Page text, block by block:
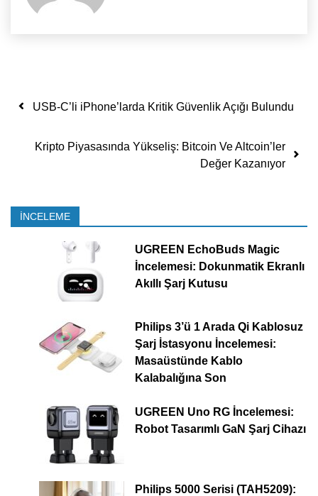
Yazı dolaşımı
USB-C’li iPhone’larda Kritik Güvenlik Açığı Bulundu
Kripto Piyasasında Yükseliş: Bitcoin Ve Altcoin’ler
Değer Kazanıyor
İNCELEME
UGREEN EchoBuds Magic
İncelemesi: Dokunmatik Ekranlı
Akıllı Şarj Kutusu
Philips 3’ü 1 Arada Qi Kablosuz
Şarj İstasyonu İncelemesi:
Masaüstünde Kablo
Kalabalığına Son
UGREEN Uno RG İncelemesi:
Robot Tasarımlı GaN Şarj Cihazı
Philips 5000 Serisi (TAH5209):